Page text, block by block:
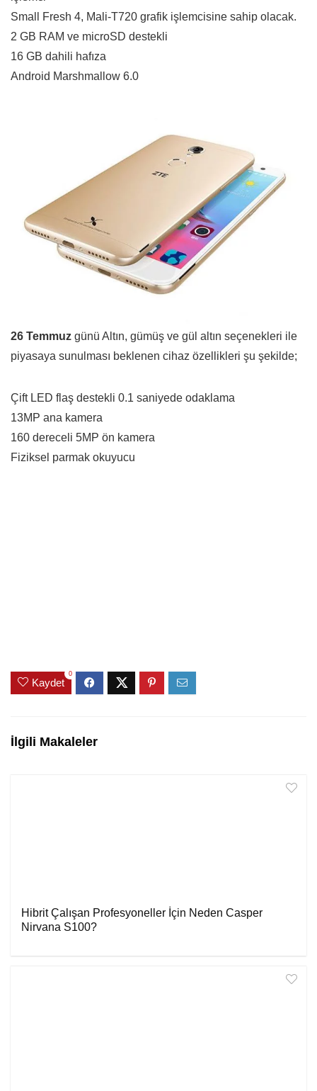
Small Fresh 4, Mali-T720 grafik işlemcisine sahip olacak.
2 GB RAM ve microSD destekli
16 GB dahili hafıza
Android Marshmallow 6.0
26 Temmuz günü Altın, gümüş ve gül altın seçenekleri ile
piyasaya sunulması beklenen cihaz özellikleri şu şekilde;
Çift LED flaş destekli 0.1 saniyede odaklama
13MP ana kamera
160 dereceli 5MP ön kamera
Fiziksel parmak okuyucu
Kaydet
0
İlgili Makaleler
Hibrit Çalışan Profesyoneller İçin Neden Casper
Nirvana S100?